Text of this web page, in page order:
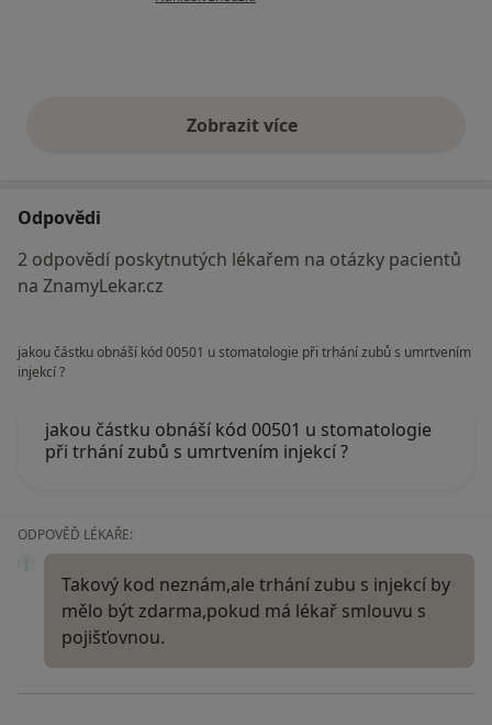
Zobrazit vícevýše uvedené názory
Odpovědi
2 odpovědí poskytnutých lékařem na otázky pacientů
na ZnamyLekar.cz
jakou částku obnáší kód 00501 u stomatologie při trhání zubů s umrtvením
injekcí ?
jakou částku obnáší kód 00501 u stomatologie
při trhání zubů s umrtvením injekcí ?
ODPOVĚĎ LÉKAŘE:
Takový kod neznám,ale trhání zubu s injekcí by
mělo být zdarma,pokud má lékař smlouvu s
pojišťovnou.